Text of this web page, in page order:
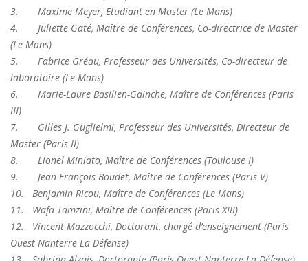
3. Maxime Meyer, Etudiant en Master (Le Mans)
4. Juliette Gaté, Maître de Conférences, Co-directrice de Master
(Le Mans)
5. Fabrice Gréau, Professeur des Universités, Co-directeur de
laboratoire (Le Mans)
6. Marie-Laure Basilien-Gainche, Maître de Conférences (Paris
III)
7. Gilles J. Guglielmi, Professeur des Universités, Directeur de
Master (Paris II)
8. Lionel Miniato, Maître de Conférences (Toulouse I)
9. Jean-François Boudet, Maître de Conférences (Paris V)
10. Benjamin Ricou, Maître de Conférences (Le Mans)
11. Wafa Tamzini, Maître de Conférences (Paris XIII)
12. Vincent Mazzocchi, Doctorant, chargé d’enseignement (Paris
Ouest Nanterre La Défense)